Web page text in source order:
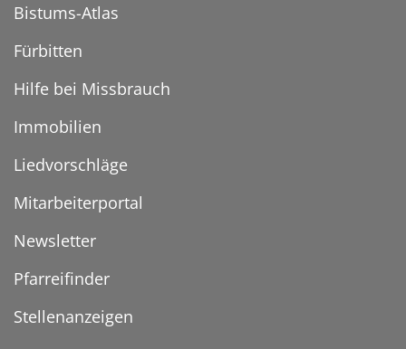
Bistums-Atlas
Fürbitten
Hilfe bei Missbrauch
Immobilien
Liedvorschläge
Mitarbeiterportal
Newsletter
Pfarreifinder
Stellenanzeigen